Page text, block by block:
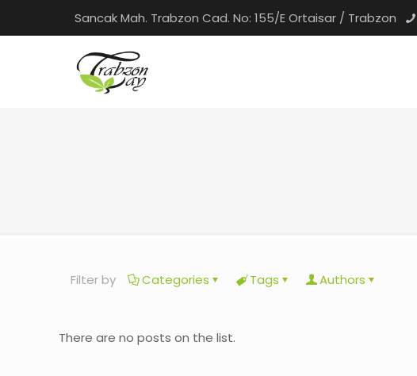
Sancak Mah. Trabzon Cad. No: 155/E Ortaisar / Trabzon
Filter by Categories Tags Authors
There are no posts on the list.